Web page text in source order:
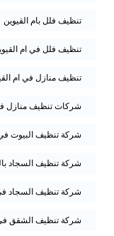
تنظيف فلل بام القيوين
تنظيف فلل في ام
تنظيف منازل في ام
شركات تنظيف منازل
شركة تنظيف البيوت في
شركة تنظيف السجاد
شركة تنظيف السجاد
شركة تنظيف الشقق في